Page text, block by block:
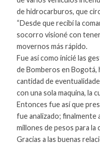
de hidrocarburos, que
“Desde que recibí la
socorro visioné con
movernos más rápido.
Fue así como inicié las
de Bomberos en Bogotá,
cantidad de
con una sola maquina, la
Entonces fue así que
fue analizado;
millones de pesos para
Gracias a las buenas